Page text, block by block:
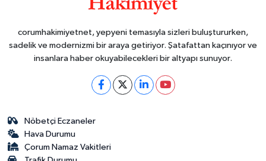
corumhakimiyetnet, yepyeni temasıyla sizleri buluştururken,
sadelik ve modernizmi bir araya getiriyor. Şatafattan kaçınıyor ve
insanlara haber okuyabilecekleri bir altyapı sunuyor.
Nöbetçi Eczaneler
Hava Durumu
Çorum Namaz Vakitleri